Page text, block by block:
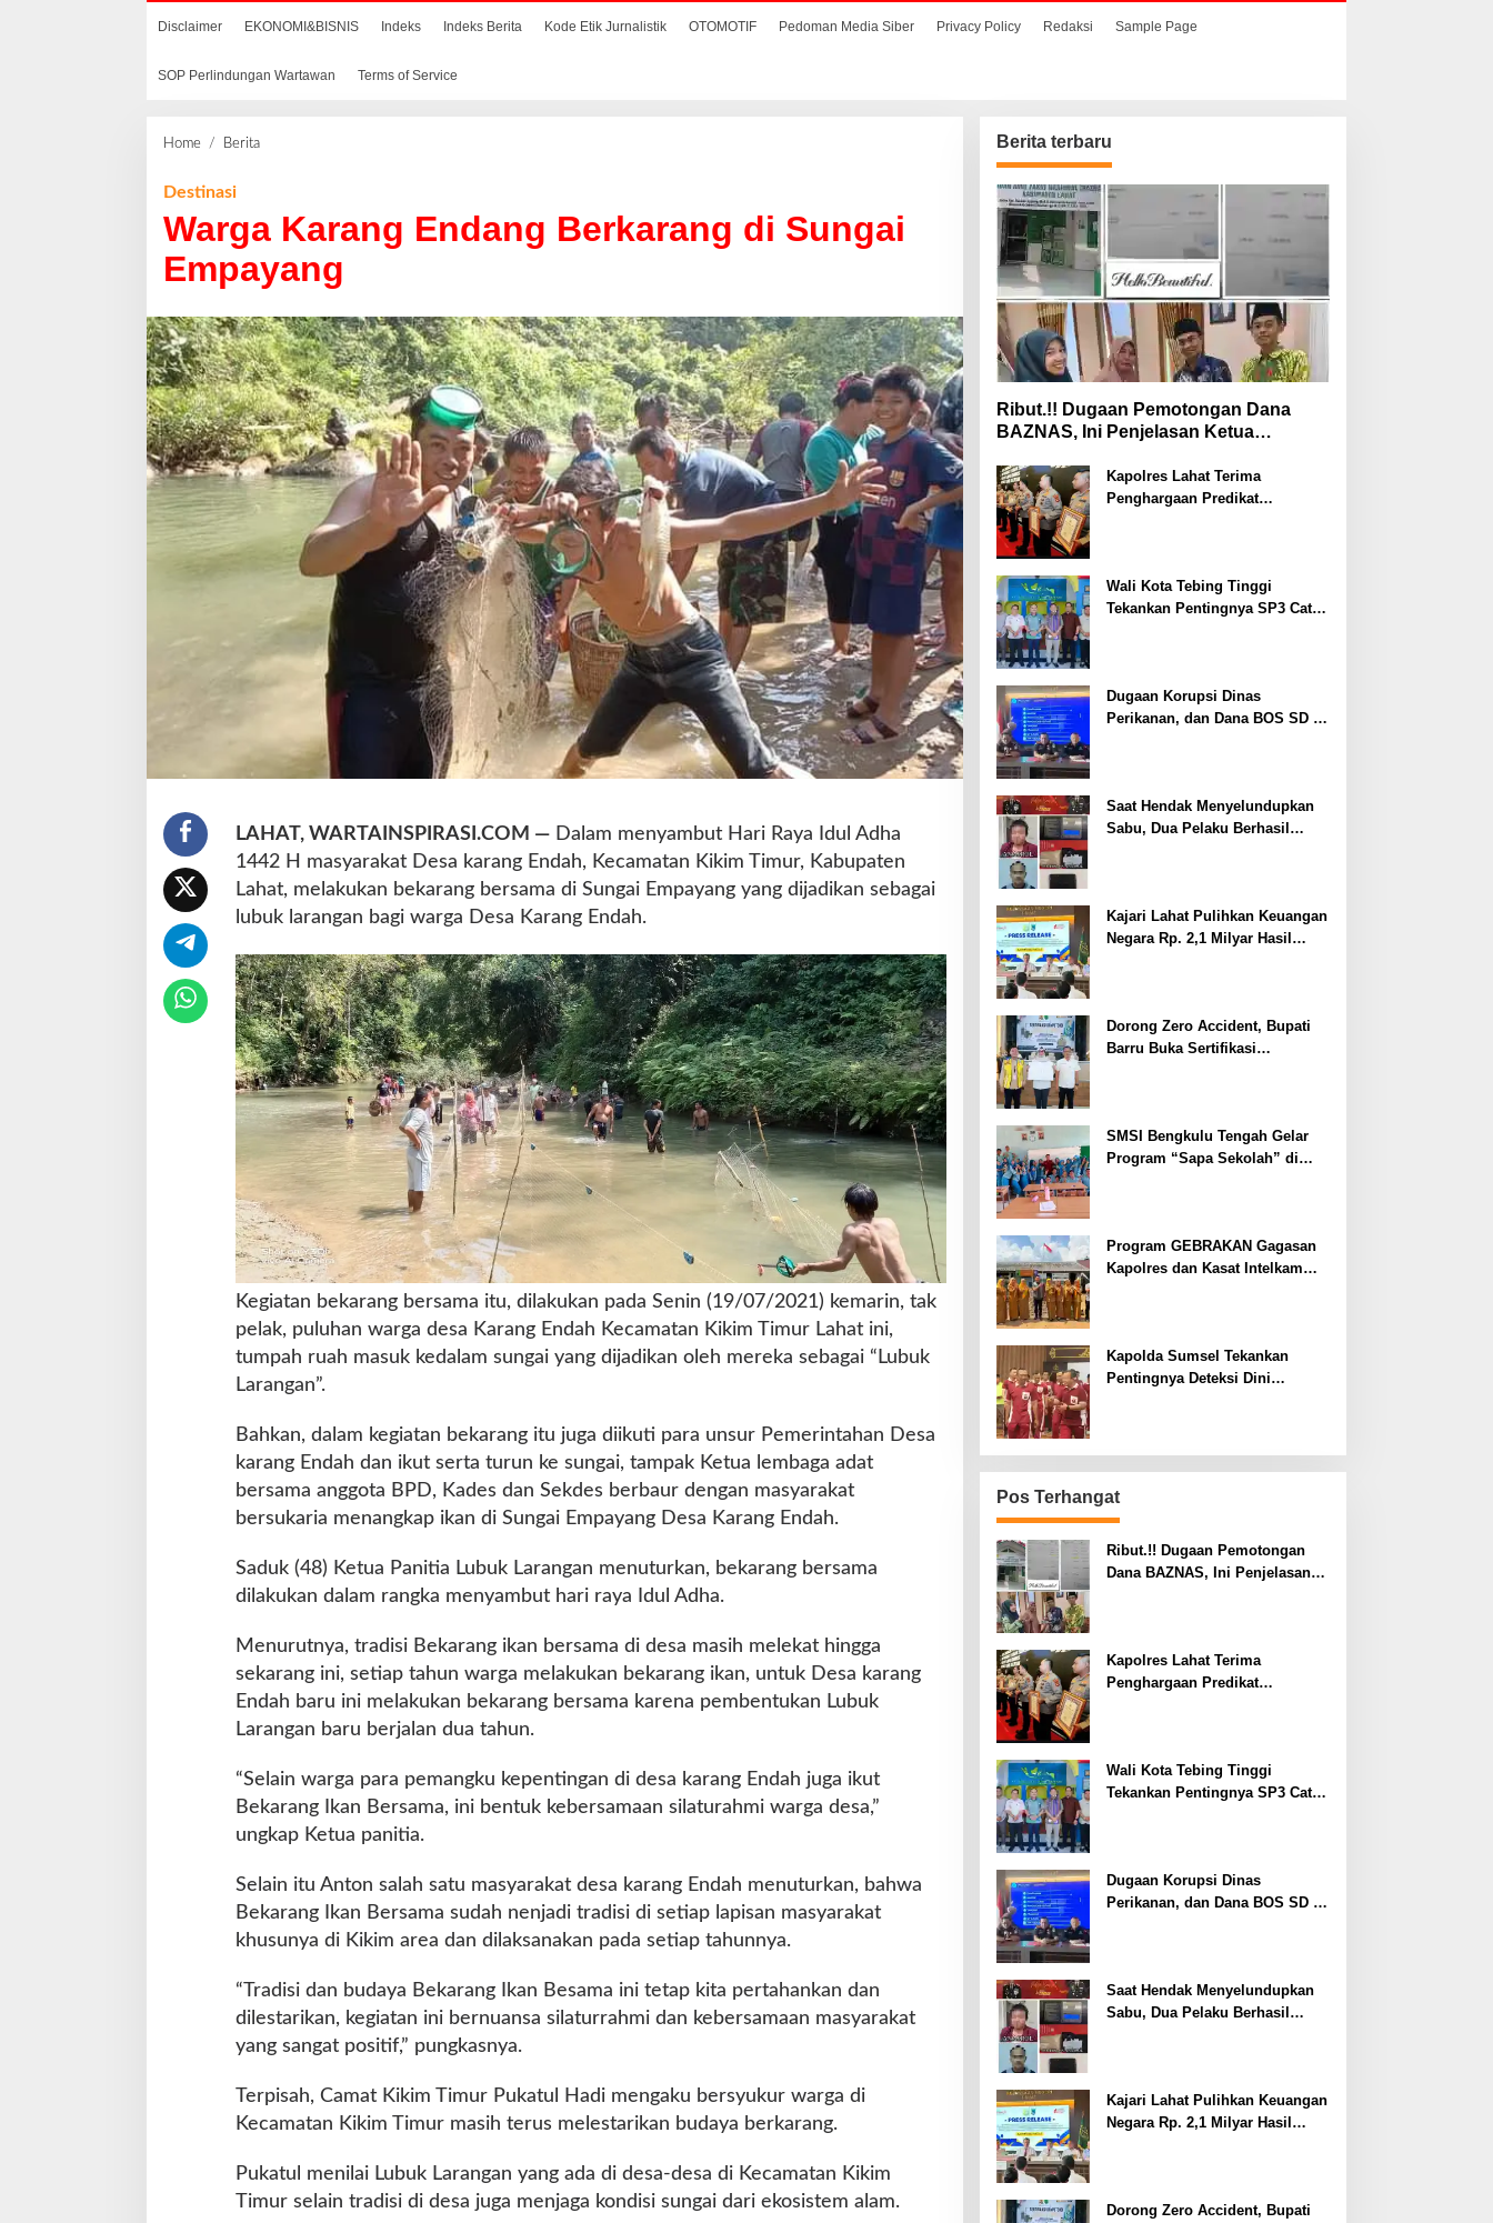
Disclaimer EKONOMI&BISNIS Indeks Indeks Berita Kode Etik Jurnalistik OTOMOTIF Pedoman Media Siber Privacy Policy Redaksi Sample Page
SOP Perlindungan Wartawan Terms of Service
Home / Berita
a
a
a
n
g
E
n
d
a
n
g
a
E
m
a
y
a
n
g
Destinasi
Warga Karang Endang Berkarang di Sungai
Empayang
LAHAT, WARTAINSPIRASI.COM —Dalam menyambut Hari Raya Idul Adha
1442 H masyarakat Desa karang Endah, Kecamatan Kikim Timur, Kabupaten
Lahat, melakukan bekarang bersama di Sungai Empayang yang dijadikan sebagai
lubuk larangan bagi warga Desa Karang Endah.
Kegiatan bekarang bersama itu, dilakukan pada Senin (19/07/2021) kemarin, tak
pelak, puluhan warga desa Karang Endah Kecamatan Kikim Timur Lahat ini,
tumpah ruah masuk kedalam sungai yang dijadikan oleh mereka sebagai “Lubuk
Larangan”.
Bahkan, dalam kegiatan bekarang itu juga diikuti para unsur Pemerintahan Desa
karang Endah dan ikut serta turun ke sungai, tampak Ketua lembaga adat
bersama anggota BPD, Kades dan Sekdes berbaur dengan masyarakat
bersukaria menangkap ikan di Sungai Empayang Desa Karang Endah.
Saduk (48) Ketua Panitia Lubuk Larangan menuturkan, bekarang bersama
dilakukan dalam rangka menyambut hari raya Idul Adha.
Menurutnya, tradisi Bekarang ikan bersama di desa masih melekat hingga
sekarang ini, setiap tahun warga melakukan bekarang ikan, untuk Desa karang
Endah baru ini melakukan bekarang bersama karena pembentukan Lubuk
Larangan baru berjalan dua tahun.
“Selain warga para pemangku kepentingan di desa karang Endah juga ikut
Bekarang Ikan Bersama, ini bentuk kebersamaan silaturahmi warga desa,”
ungkap Ketua panitia.
Selain itu Anton salah satu masyarakat desa karang Endah menuturkan, bahwa
Bekarang Ikan Bersama sudah nenjadi tradisi di setiap lapisan masyarakat
khusunya di Kikim area dan dilaksanakan pada setiap tahunnya.
“Tradisi dan budaya Bekarang Ikan Besama ini tetap kita pertahankan dan
dilestarikan, kegiatan ini bernuansa silaturrahmi dan kebersamaan masyarakat
yang sangat positif,” pungkasnya.
Terpisah, Camat Kikim Timur Pukatul Hadi mengaku bersyukur warga di
Kecamatan Kikim Timur masih terus melestarikan budaya berkarang.
Pukatul menilai Lubuk Larangan yang ada di desa-desa di Kecamatan Kikim
Timur selain tradisi di desa juga menjaga kondisi sungai dari ekosistem alam.
Berita terbaru
Ribut.!! Dugaan Pemotongan Dana
BAZNAS, Ini Penjelasan Ketua
Kapolres Lahat Terima
Penghargaan Predikat
Wali Kota Tebing Tinggi
Tekankan Pentingnya SP3 Catin
Dugaan Korupsi Dinas
Perikanan, dan Dana BOS SD –
Saat Hendak Menyelundupkan
Sabu, Dua Pelaku Berhasil
Kajari Lahat Pulihkan Keuangan
Negara Rp. 2,1 Milyar Hasil
Dorong Zero Accident, Bupati
Barru Buka Sertifikasi
SMSI Bengkulu Tengah Gelar
Program “Sapa Sekolah” di
Program GEBRAKAN Gagasan
Kapolres dan Kasat Intelkam
Kapolda Sumsel Tekankan
Pentingnya Deteksi Dini
Pos Terhangat
Ribut.!! Dugaan Pemotongan
Dana BAZNAS, Ini Penjelasan
Kapolres Lahat Terima
Penghargaan Predikat
Wali Kota Tebing Tinggi
Tekankan Pentingnya SP3 Catin
Dugaan Korupsi Dinas
Perikanan, dan Dana BOS SD –
Saat Hendak Menyelundupkan
Sabu, Dua Pelaku Berhasil
Kajari Lahat Pulihkan Keuangan
Negara Rp. 2,1 Milyar Hasil
Dorong Zero Accident, Bupati